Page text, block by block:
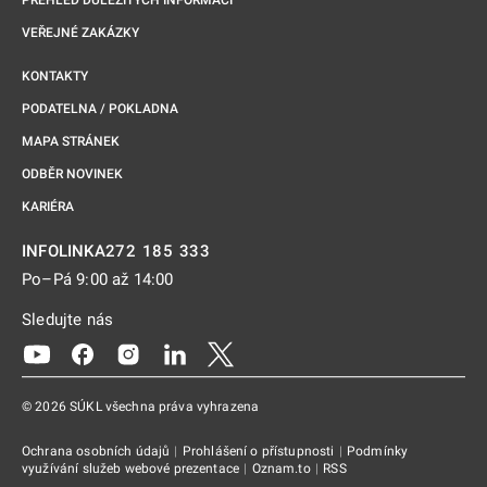
VEŘEJNÉ ZAKÁZKY
KONTAKTY
PODATELNA / POKLADNA
MAPA STRÁNEK
ODBĚR NOVINEK
KARIÉRA
INFOLINKA272 185 333
Po–Pá 9:00 až 14:00
Sledujte nás
Odkaz se otevře na nové kartě
Odkaz se otevře na nové kartě
Odkaz se otevře na nové kartě
Odkaz se otevře na nové kartě
© 2026 SÚKL všechna práva vyhrazena
Ochrana osobních údajů | Prohlášení o přístupnosti | Podmínky
využívání služeb webové prezentace | Oznam.to | RSS